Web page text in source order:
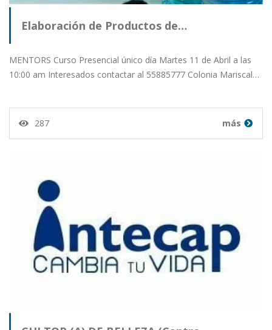
Elaboración de Productos de…
MENTORS Curso Presencial único día Martes 11 de Abril a las
10:00 am Interesados contactar al 55885777 Colonia Mariscal…
287 más